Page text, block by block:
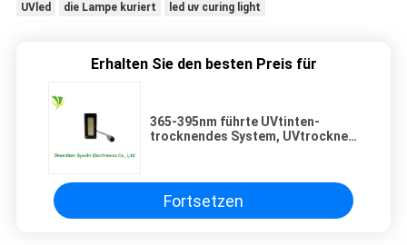
UVled die Lampe kuriert led uv curing light
Erhalten Sie den besten Preis für
365-395nm führte UVtinten-
trocknendes System, UVtrockner
Fortsetzen